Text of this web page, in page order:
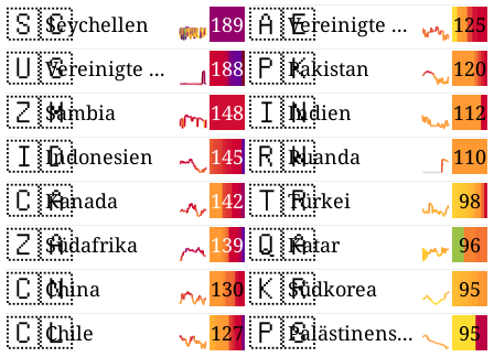
🇸🇨 189
Seychellen
🇺🇸 188
Vereinigte Staaten
🇿🇲 148
Sambia
🇮🇩 145
Indonesien
🇨🇦 142
Kanada
🇿🇦 139
Südafrika
🇨🇳 130
China
🇨🇱 127
Chile
🇦🇪 125
Vereinigte Arabische Emirate
🇵🇰 120
Pakistan
🇮🇳 112
Indien
🇷🇼 110
Ruanda
🇹🇷 98
Türkei
🇶🇦 96
Katar
🇰🇷 95
Südkorea
🇵🇸 95
Palästinensische Autonomiegebiete